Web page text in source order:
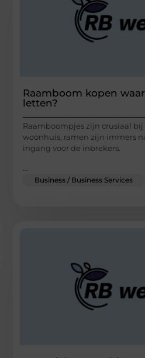
Raamboom kopen
letten?
Raamboompjes zijn crusiaal
woonhuis, ramen zijn immers
ingang voor de inbrekers.
Business / Business Services